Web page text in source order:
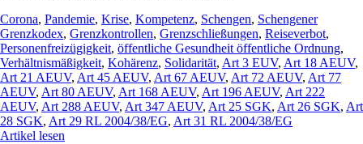
Corona, Pandemie, Krise, Kompetenz, Schengen, Schengener
Grenzkodex, Grenzkontrollen, Grenzschließungen, Reiseverbot,
Personenfreizügigkeit, öffentliche Gesundheit öffentliche Ordnung,
Verhältnismäßigkeit, Kohärenz, Solidarität, Art 3 EUV, Art 18 AEUV,
Art 21 AEUV, Art 45 AEUV, Art 67 AEUV, Art 72 AEUV, Art 77
AEUV, Art 80 AEUV, Art 168 AEUV, Art 196 AEUV, Art 222
AEUV, Art 288 AEUV, Art 347 AEUV, Art 25 SGK, Art 26 SGK, Art
28 SGK, Art 29 RL 2004/38/EG, Art 31 RL 2004/38/EG
Artikel lesen